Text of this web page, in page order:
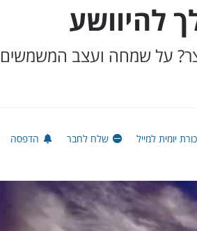
להיוושע
על שמחה ועצב המשמשים
יומית למייל שלח לחבר הדפסה